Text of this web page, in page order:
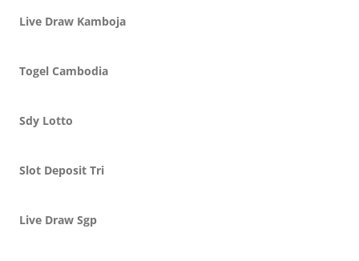
Live Draw Kamboja
Togel Cambodia
Sdy Lotto
Slot Deposit Tri
Live Draw Sgp